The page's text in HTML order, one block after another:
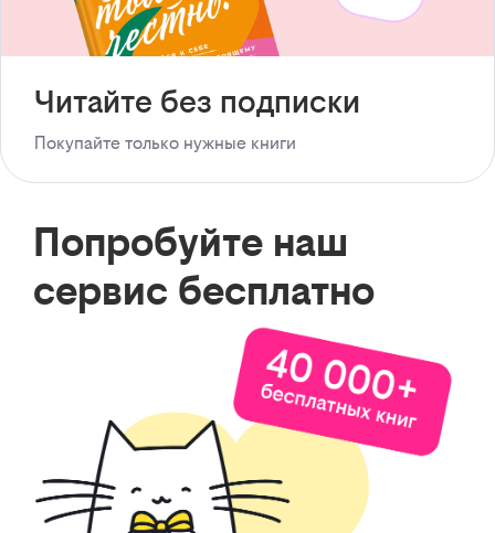
Читайте без подписки
Покупайте только нужные книги
Попробуйте наш
сервис бесплатно